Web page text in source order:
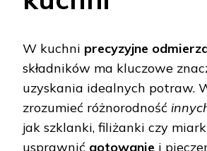
W kuchni precyzyjne
składników ma kluczowe
uzyskania idealnych potraw.
zrozumieć różnorodność
jak szklanki, filiżanki czy
usprawnić gotowanie i